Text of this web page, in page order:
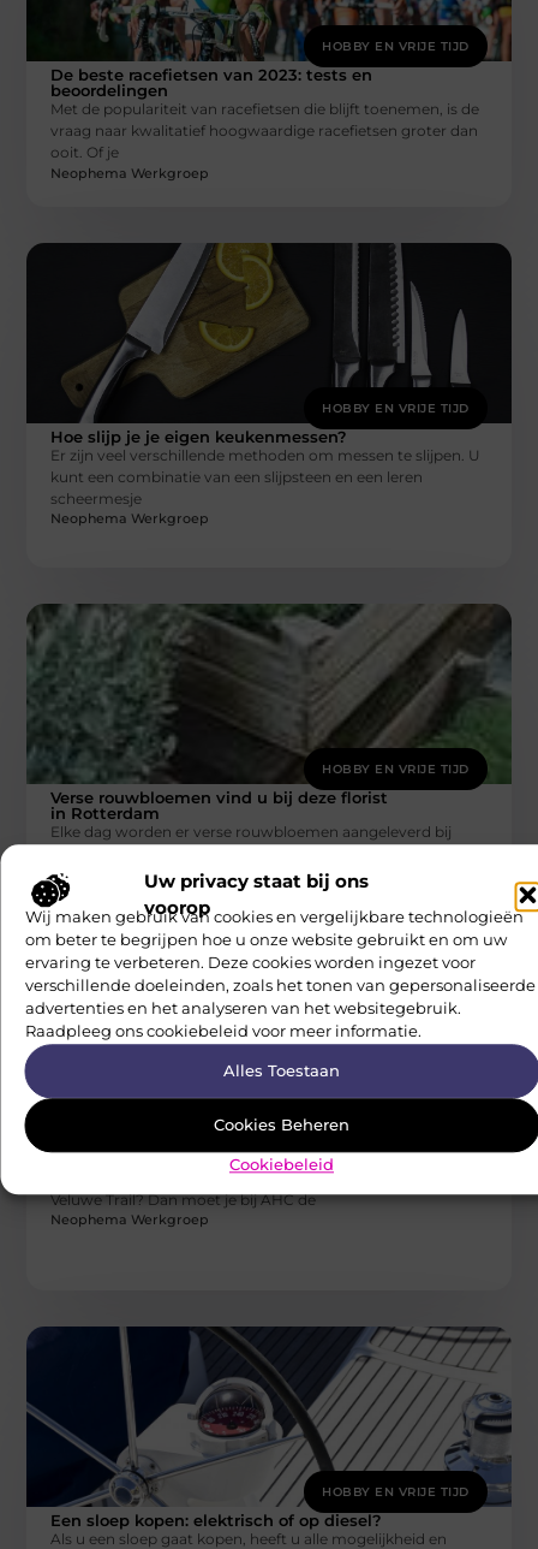
Uw privacy staat bij ons
voorop
Wij maken gebruik van cookies en vergelijkbare technologieën
om beter te begrijpen hoe u onze website gebruikt en om uw
ervaring te verbeteren. Deze cookies worden ingezet voor
verschillende doeleinden, zoals het tonen van gepersonaliseerde
advertenties en het analyseren van het websitegebruik.
Raadpleeg ons cookiebeleid voor meer informatie.
Alles Toestaan
Cookies Beheren
Cookiebeleid
HOBBY EN VRIJE TIJD
De beste racefietsen van 2023: tests en
beoordelingen
Met de populariteit van racefietsen die blijft toenemen, is de
vraag naar kwalitatief hoogwaardige racefietsen groter dan
ooit. Of je
Neophema Werkgroep
HOBBY EN VRIJE TIJD
Hoe slijp je je eigen keukenmessen?
Er zijn veel verschillende methoden om messen te slijpen. U
kunt een combinatie van een slijpsteen en een leren
scheermesje
Neophema Werkgroep
HOBBY EN VRIJE TIJD
Verse rouwbloemen vind u bij deze florist
in Rotterdam
Elke dag worden er verse rouwbloemen aangeleverd bij
medewerkers van deze mooie florist uit
Neophema Werkgroep
HOBBY EN VRIJE TIJD
Paardrijden bij een manege op de Veluwe
Heb je er altijd al van gedroomd om te paardrijden over de
Veluwe Trail? Dan moet je bij AHC de
Neophema Werkgroep
HOBBY EN VRIJE TIJD
Een sloep kopen: elektrisch of op diesel?
Als u een sloep gaat kopen, heeft u alle mogelijkheid en